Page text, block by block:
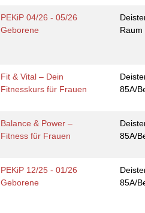
PEKiP 04/26 - 05/26
Geborene
Raum
Fit & Vital – Dein
Fitnesskurs für Frauen
85A/
Balance & Power –
Fitness für Frauen
85A/
PEKiP 12/25 - 01/26
Geborene
85A/